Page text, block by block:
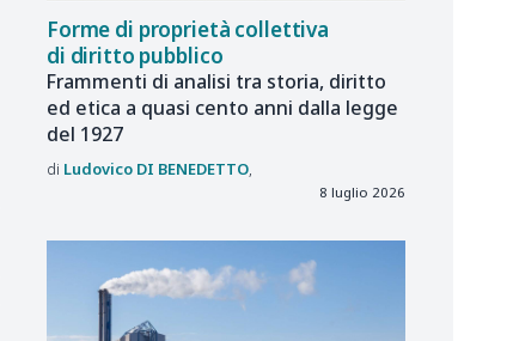
Forme di proprietà collettiva
di diritto pubblico
Frammenti di analisi tra storia, diritto
ed etica a quasi cento anni dalla legge
del 1927
Ludovico DI BENEDETTO
8 luglio 2026